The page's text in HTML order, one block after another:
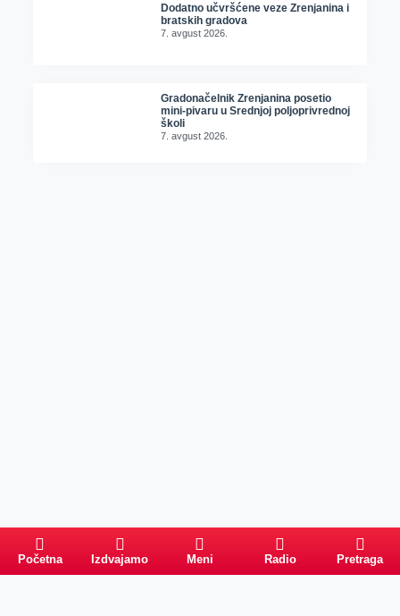
Dodatno učvršćene veze Zrenjanina i
bratskih gradova
7. avgust 2026.
Gradonačelnik Zrenjanina posetio
mini-pivaru u Srednjoj poljoprivrednoj
školi
7. avgust 2026.
Početna Izdvajamo Meni Radio Pretraga